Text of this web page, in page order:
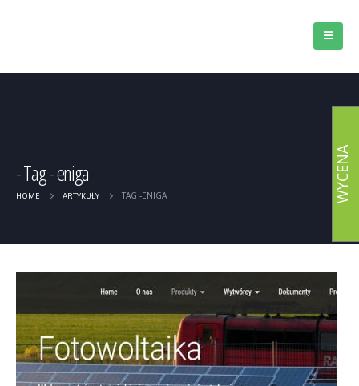
Tag - eniga
HOME ARTYKUŁY TAG -ENIGA WYCENA